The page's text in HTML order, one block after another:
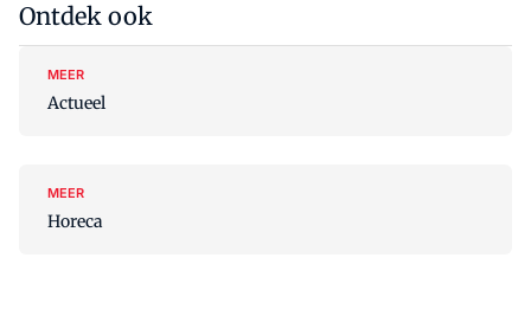
Ontdek ook
MEER
Actueel
MEER
Horeca